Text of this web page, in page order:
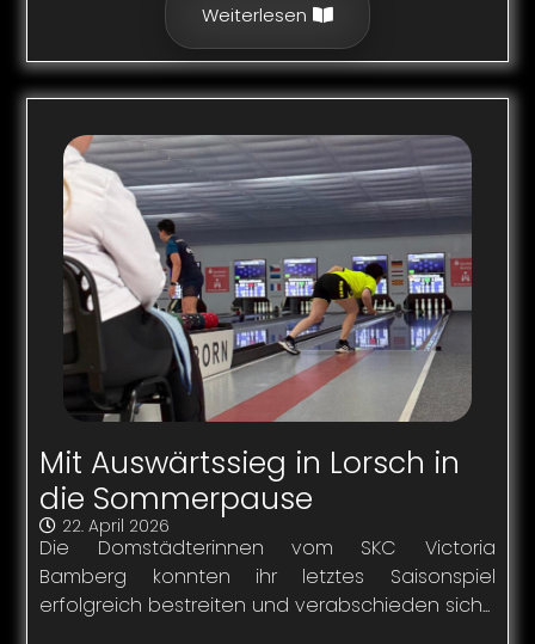
Weiterlesen
Mit Auswärtssieg in Lorsch in
die Sommerpause
22. April 2026
Die Domstädterinnen vom SKC Victoria
Bamberg konnten ihr letztes Saisonspiel
erfolgreich bestreiten und verabschieden sich...